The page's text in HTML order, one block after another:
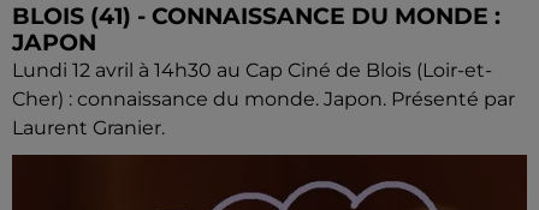
BLOIS (41) - CONNAISSANCE DU MONDE :
JAPON
Lundi 12 avril à 14h30 au Cap Ciné de Blois (Loir-et-
Cher) : connaissance du monde. Japon. Présenté par
Laurent Granier.